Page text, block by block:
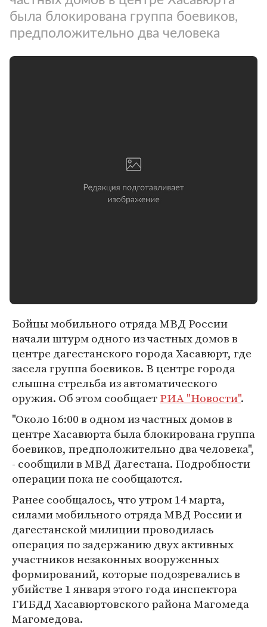
была блокирована группа боевиков,
предположительно два человека
Бойцы мобильного отряда МВД России
начали штурм одного из частных домов в
центре дагестанского города Хасавюрт, где
засела группа боевиков. В центре города
слышна стрельба из автоматического
оружия. Об этом сообщаетРИА "Новости".
"Около 16:00 в одном из частных домов в
центре Хасавюрта была блокирована группа
боевиков, предположительно два человека",
- сообщили в МВД Дагестана. Подробности
операции пока не сообщаются.
Ранее сообщалось, что утром 14 марта,
силами мобильного отряда МВД России и
дагестанской милиции проводилась
операция по задержанию двух активных
участников незаконных вооруженных
формирований, которые подозревались в
убийстве 1 января этого года инспектора
ГИБДД Хасавюртовского района Магомеда
Магомедова.